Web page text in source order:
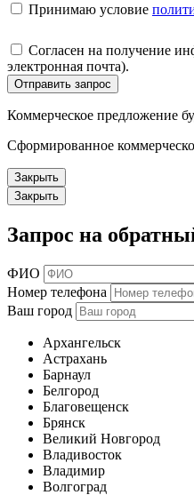
Принимаю условие
Согласен на получение
электронная почта).
Отправить запрос
Коммерческое предложение
Сформированное
Закрыть
Закрыть
Запрос на
ФИО
Номер телефона
Ваш город
Архангельск
Астрахань
Барнаул
Белгород
Благовещенск
Брянск
Великий Новгород
Владивосток
Владимир
Волгоград